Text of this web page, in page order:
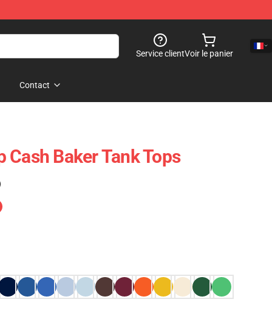
Service clientVoir le panier
Contact
Cash Baker Tank Tops